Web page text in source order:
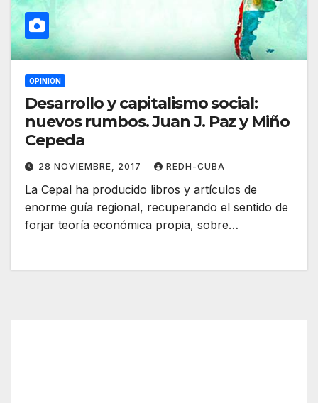
OPINIÓN
Desarrollo y capitalismo social:
nuevos rumbos. Juan J. Paz y Miño
Cepeda
28 NOVIEMBRE, 2017 REDH-CUBA
La Cepal ha producido libros y artículos de
enorme guía regional, recuperando el sentido de
forjar teoría económica propia, sobre…